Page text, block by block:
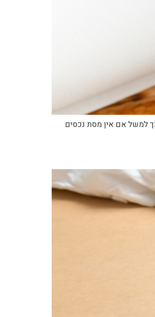
למשל אם אין מסת נכסים